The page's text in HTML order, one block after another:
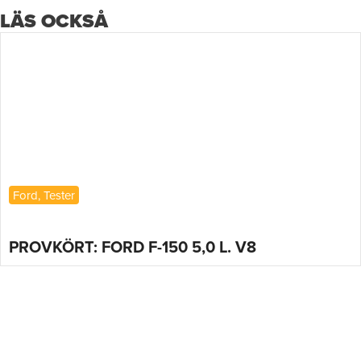
LÄS OCKSÅ
Ford,Tester
PROVKÖRT: FORD F-150 5,0 L. V8